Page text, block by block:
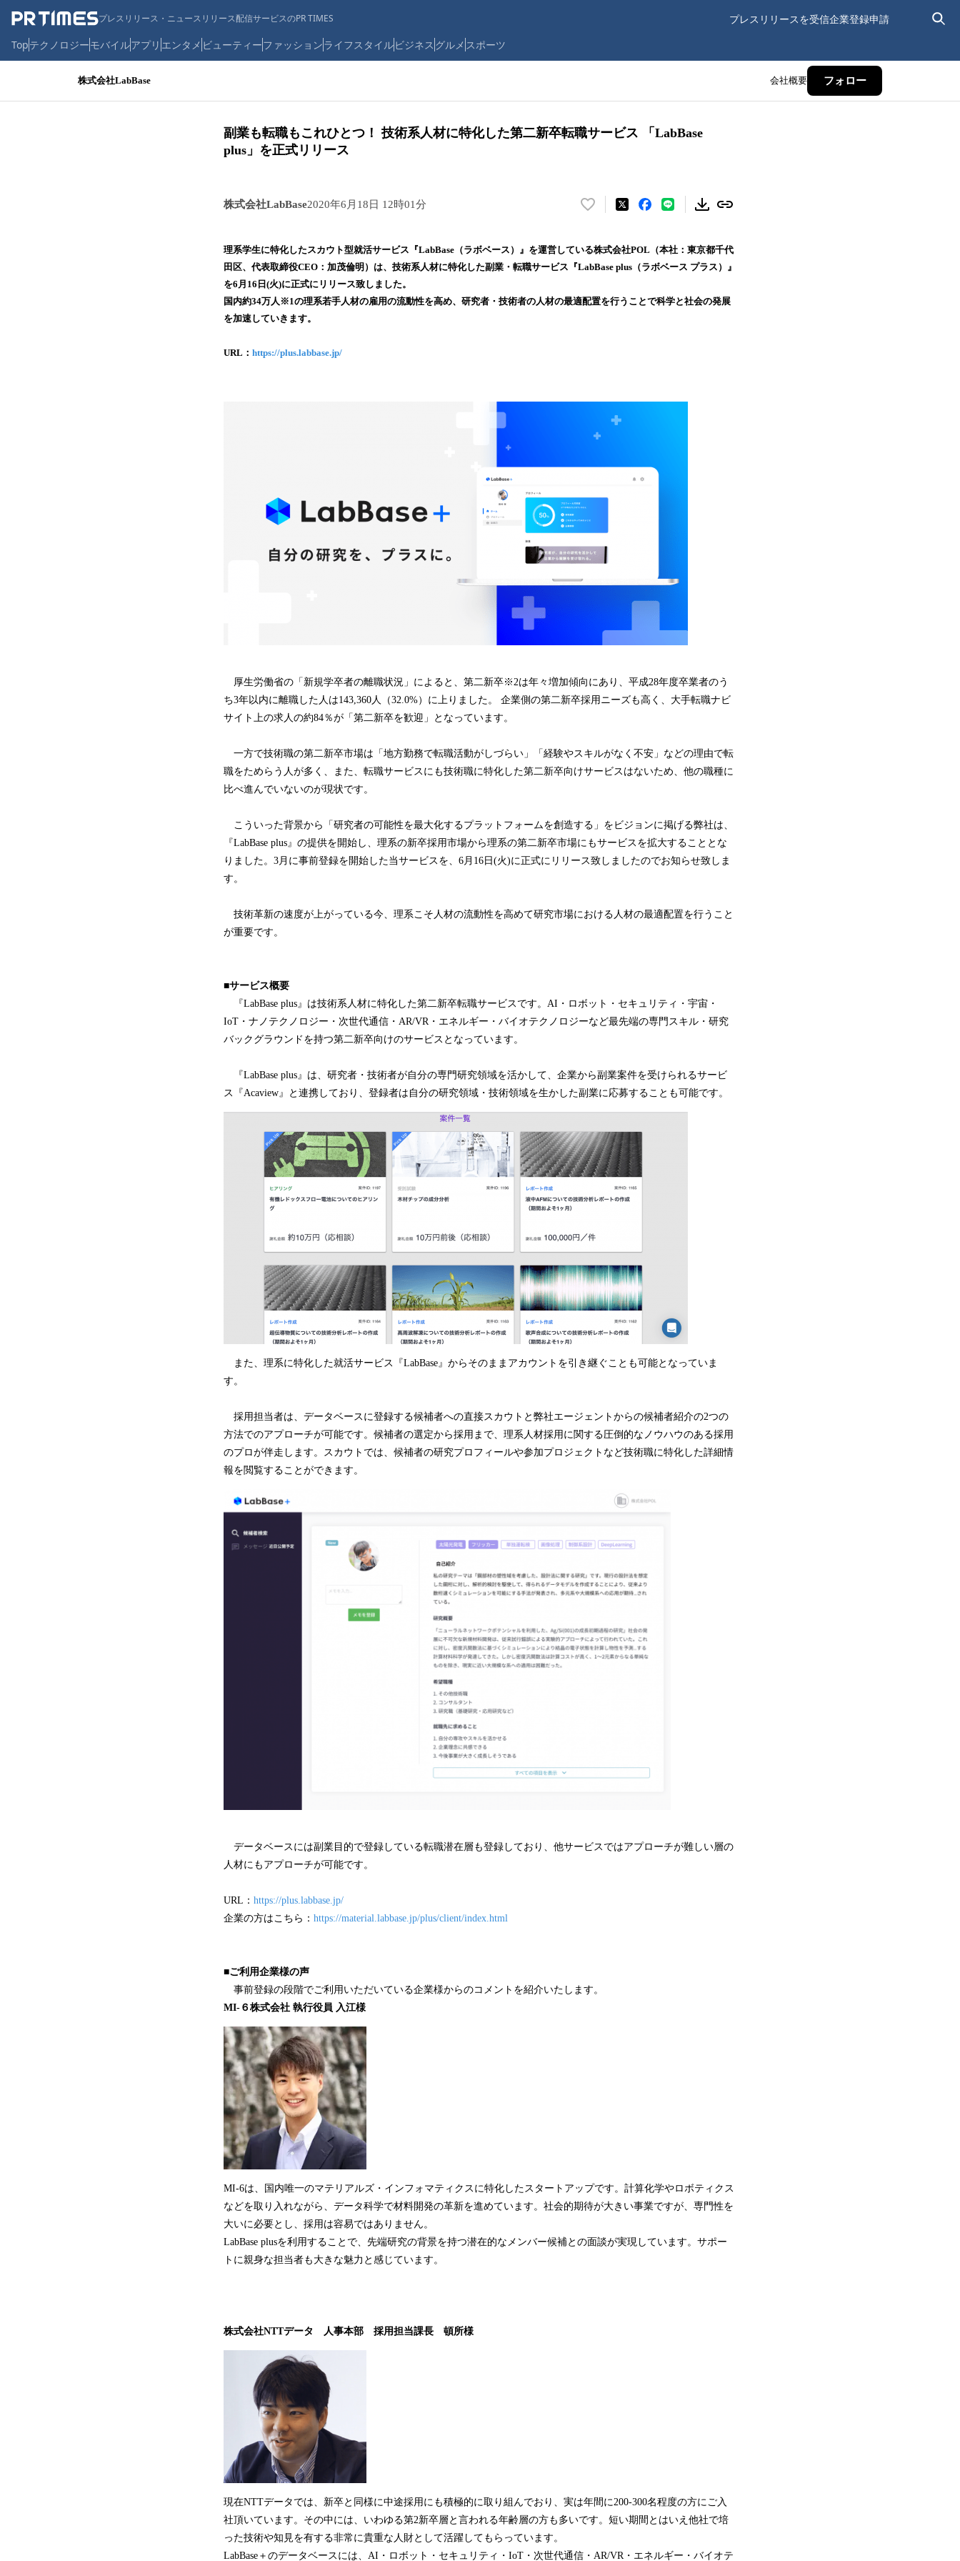
プレスリリース・ニュースリリース配信サービスのPR TIMES プレスリリースを受信企業登録申請
Topテクノロジーモバイルアプリ エンタメ ビューティーファッションライフスタイルビジネス グルメ スポーツ
株式会社LabBase 会社概要 フォロー
副業も転職もこれひとつ！ 技術系人材に特化した第二新卒転職サービス 「LabBase
plus」を正式リリース
株式会社LabBase2020年6月18日 12時01分
い
！
数
読
理系学生に特化したスカウト型就活サービス『LabBase（ラボベース）』を運営している株式会社POL（本社：東京都千代
田区、代表取締役CEO：加茂倫明）は、技術系人材に特化した副業・転職サービス『LabBase plus（ラボベース プラス）』
を6月16日(火)に正式にリリース致しました。
国内約34万人※1の理系若手人材の雇用の流動性を高め、研究者・技術者の人材の最適配置を行うことで科学と社会の発展
を加速していきます。
URL： https://plus.labbase.jp/
厚生労働省の「新規学卒者の離職状況」によると、第二新卒※2は年々増加傾向にあり、平成28年度卒業者のう
ち3年以内に離職した人は143,360人（32.0%）に上りました。 企業側の第二新卒採用ニーズも高く、大手転職ナビ
サイト上の求人の約84％が「第二新卒を歓迎」となっています。
一方で技術職の第二新卒市場は「地方勤務で転職活動がしづらい」「経験やスキルがなく不安」などの理由で転
職をためらう人が多く、また、転職サービスにも技術職に特化した第二新卒向けサービスはないため、他の職種に
比べ進んでいないのが現状です。
こういった背景から「研究者の可能性を最大化するプラットフォームを創造する」をビジョンに掲げる弊社は、
『LabBase plus』の提供を開始し、理系の新卒採用市場から理系の第二新卒市場にもサービスを拡大することとな
りました。3月に事前登録を開始した当サービスを、6月16日(火)に正式にリリース致しましたのでお知らせ致しま
す。
技術革新の速度が上がっている今、理系こそ人材の流動性を高めて研究市場における人材の最適配置を行うこと
が重要です。
■サービス概要
『LabBase plus』は技術系人材に特化した第二新卒転職サービスです。AI・ロボット・セキュリティ・宇宙・
IoT・ナノテクノロジー・次世代通信・AR/VR・エネルギー・バイオテクノロジーなど最先端の専門スキル・研究
バックグラウンドを持つ第二新卒向けのサービスとなっています。
『LabBase plus』は、研究者・技術者が自分の専門研究領域を活かして、企業から副業案件を受けられるサービ
ス『Acaview』と連携しており、登録者は自分の研究領域・技術領域を生かした副業に応募することも可能です。
また、理系に特化した就活サービス『LabBase』からそのままアカウントを引き継ぐことも可能となっていま
す。
採用担当者は、データベースに登録する候補者への直接スカウトと弊社エージェントからの候補者紹介の2つの
方法でのアプローチが可能です。候補者の選定から採用まで、理系人材採用に関する圧倒的なノウハウのある採用
のプロが伴走します。スカウトでは、候補者の研究プロフィールや参加プロジェクトなど技術職に特化した詳細情
報を閲覧することができます。
データベースには副業目的で登録している転職潜在層も登録しており、他サービスではアプローチが難しい層の
人材にもアプローチが可能です。
URL： https://plus.labbase.jp/
企業の方はこちら： https://material.labbase.jp/plus/client/index.html
■ご利用企業様の声
事前登録の段階でご利用いただいている企業様からのコメントを紹介いたします。
MI-６株式会社 執行役員 入江様
MI-6は、国内唯一のマテリアルズ・インフォマティクスに特化したスタートアップです。計算化学やロボティクス
などを取り入れながら、データ科学で材料開発の革新を進めています。社会的期待が大きい事業ですが、専門性を
大いに必要とし、採用は容易ではありません。
LabBase plusを利用することで、先端研究の背景を持つ潜在的なメンバー候補との面談が実現しています。サポー
トに親身な担当者も大きな魅力と感じています。
株式会社NTTデータ 人事本部 採用担当課長 頓所様
現在NTTデータでは、新卒と同様に中途採用にも積極的に取り組んでおり、実は年間に200-300名程度の方にご入
社頂いています。その中には、いわゆる第2新卒層と言われる年齢層の方も多いです。短い期間とはいえ他社で培
った技術や知見を有する非常に貴重な人財として活躍してもらっています。
LabBase＋のデータベースには、AI・ロボット・セキュリティ・IoT・次世代通信・AR/VR・エネルギー・バイオテ